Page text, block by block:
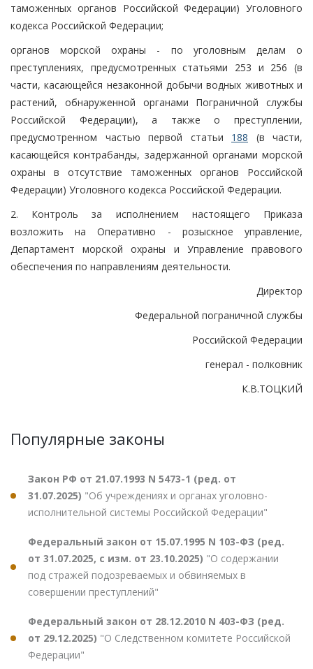
таможенных органов Российской Федерации) Уголовного
кодекса Российской Федерации;
органов морской охраны - по уголовным делам о
преступлениях, предусмотренных статьями 253 и 256 (в
части, касающейся незаконной добычи водных животных и
растений, обнаруженной органами Пограничной службы
Российской Федерации), а также о преступлении,
предусмотренном частью первой статьи 188 (в части,
касающейся контрабанды, задержанной органами морской
охраны в отсутствие таможенных органов Российской
Федерации) Уголовного кодекса Российской Федерации.
2. Контроль за исполнением настоящего Приказа
возложить на Оперативно - розыскное управление,
Департамент морской охраны и Управление правового
обеспечения по направлениям деятельности.
Директор
Федеральной пограничной службы
Российской Федерации
генерал - полковник
К.В.ТОЦКИЙ
Популярные законы
Закон РФ от 21.07.1993 N 5473-1 (ред. от
31.07.2025) "Об учреждениях и органах уголовно-
исполнительной системы Российской Федерации"
Федеральный закон от 15.07.1995 N 103-ФЗ (ред.
от 31.07.2025, с изм. от 23.10.2025) "О содержании
под стражей подозреваемых и обвиняемых в
совершении преступлений"
Федеральный закон от 28.12.2010 N 403-ФЗ (ред.
от 29.12.2025) "О Следственном комитете Российской
Федерации"